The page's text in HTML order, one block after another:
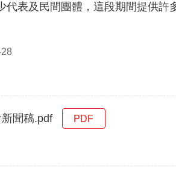
代表及民間團體，這段期間提供許
聞稿.pdf PDF